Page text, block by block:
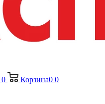
0 Корзина0 0